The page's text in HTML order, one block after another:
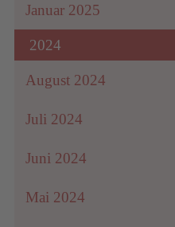
Januar 2025
2024
August 2024
Juli 2024
Juni 2024
Mai 2024